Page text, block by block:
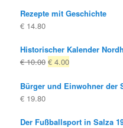
Rezepte mit Geschichte
€ 14.80
Historischer Kalender
€10.00 Ursprünglicher
war:
€ 4.00Aktueller
ist:
Bürger und Einwohner der
€ 19.80
Der Fußballsport in Salza